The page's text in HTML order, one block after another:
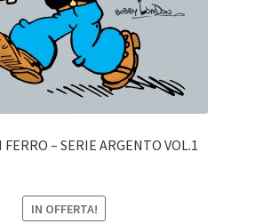
FERRO – SERIE ARGENTO VOL.1
IN OFFERTA!